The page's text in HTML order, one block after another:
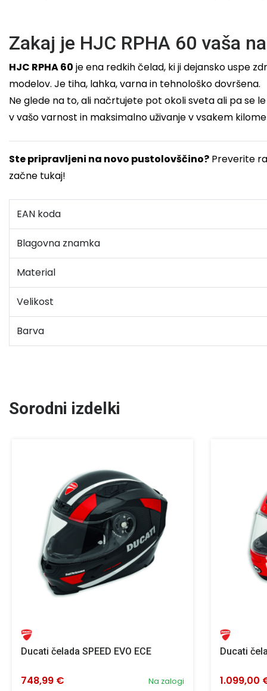
Zakaj je HJC RPHA 60 vaša
HJC RPHA 60 je ena redkih čelad, ki ji dejansko uspe
modelov. Je tiha, lahka, varna in tehnološko dovršena.
Ne glede na to, ali načrtujete pot okoli sveta ali pa se
v vašo varnost in maksimalno uživanje v vsakem
Ste pripravljeni na novo pustolovščino? Preverite
začne tukaj!
EAN koda
Blagovna znamka
Material
Velikost
Barva
Sorodni izdelki
Ducati čelada SPEED EVO ECE
Na zalogi
748,99 €
Ducati
1.099,00